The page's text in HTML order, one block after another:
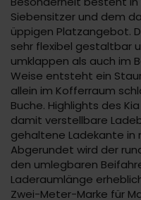
Siebensitzer und dem
üppigen Platzangebot.
sehr flexibel gestaltbar
umklappen als auch im
Weise entsteht ein
allein im Kofferraum
Buche. Highlights des
damit verstellbare
gehaltene Ladekante in
Abgerundet wird der
den umlegbaren
Laderaumlänge
Zwei-Meter-Marke für